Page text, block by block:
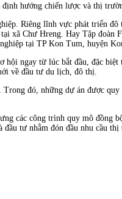
hướng chiến lược và thị
Riêng lĩnh vực phát triển
xã Chư Hreng. Hay Tập đoàn
tại TP Kon Tum, huyện
ngay từ lúc bắt đầu, đặc
về đầu tư du lịch, đô thị.
đó, những dự án được
các công trình quy mô đồng
tư nhằm đón đầu nhu cầu